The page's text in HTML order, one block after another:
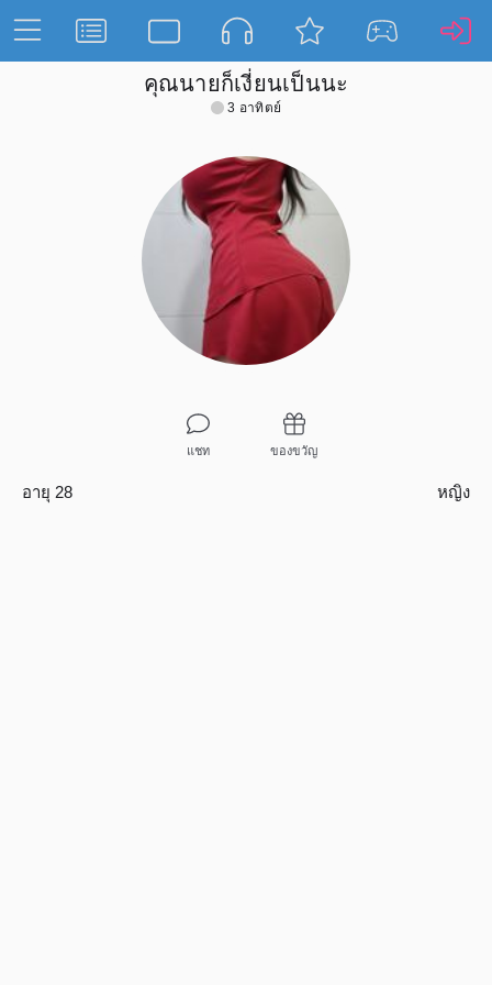
คุณนายก็เงี่ยนเป็นนะ
3 อาทิตย์
แชท ของขวัญ
อายุ 28 หญิง